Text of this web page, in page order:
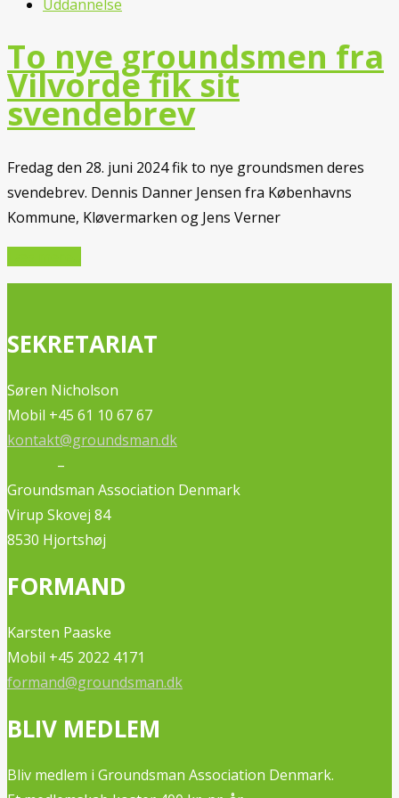
Uddannelse
To nye groundsmen fra
Vilvorde fik sit
svendebrev
Fredag den 28. juni 2024 fik to nye groundsmen deres
svendebrev. Dennis Danner Jensen fra Københavns
Kommune, Kløvermarken og Jens Verner
SEKRETARIAT
Søren Nicholson
Mobil +45 61 10 67 67
kontakt@groundsman.dk
–
Groundsman Association Denmark
Virup Skovej 84
8530 Hjortshøj
FORMAND
Karsten Paaske
Mobil +45 2022 4171
formand@groundsman.dk
BLIV MEDLEM
Bliv medlem i Groundsman Association Denmark.